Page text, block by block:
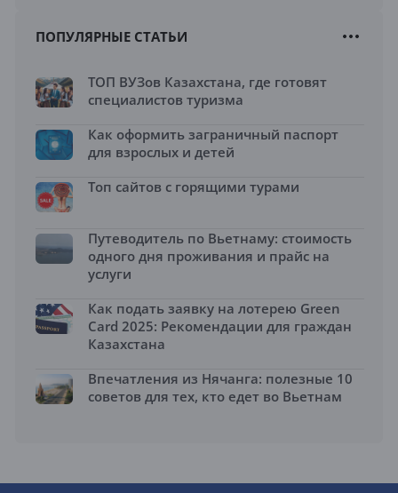
ПОПУЛЯРНЫЕ СТАТЬИ
ТОП ВУЗов Казахстана, где готовят
специалистов туризма
Как оформить заграничный паспорт
для взрослых и детей
Топ сайтов с горящими турами
Путеводитель по Вьетнаму: стоимость
одного дня проживания и прайс на
услуги
Как подать заявку на лотерею Green
Card 2025: Рекомендации для граждан
Казахстана
Впечатления из Нячанга: полезные 10
советов для тех, кто едет во Вьетнам